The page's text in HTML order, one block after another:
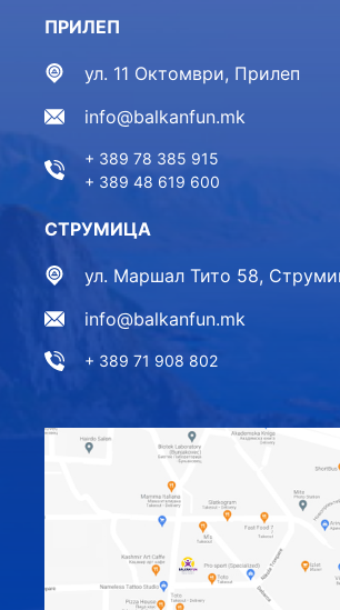
ПРИЛЕП
ул. 11 Октомври, Прилеп
info@balkanfun.mk
+ 389 78 385 915
+ 389 48 619 600
СТРУМИЦА
ул. Маршал Тито 58,
info@balkanfun.mk
+ 389 71 908 802